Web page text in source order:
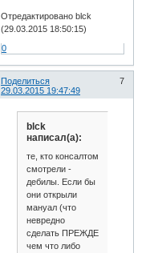
Отредактировано blck
(29.03.2015 18:50:15)
0
Поделиться
7
29.03.2015 19:47:49
blck
написал(а):
те, кто консалтом
смотрели -
дебилы. Если бы
они открыли
мануал (что
невредно
сделать ПРЕЖДЕ
чем что либо